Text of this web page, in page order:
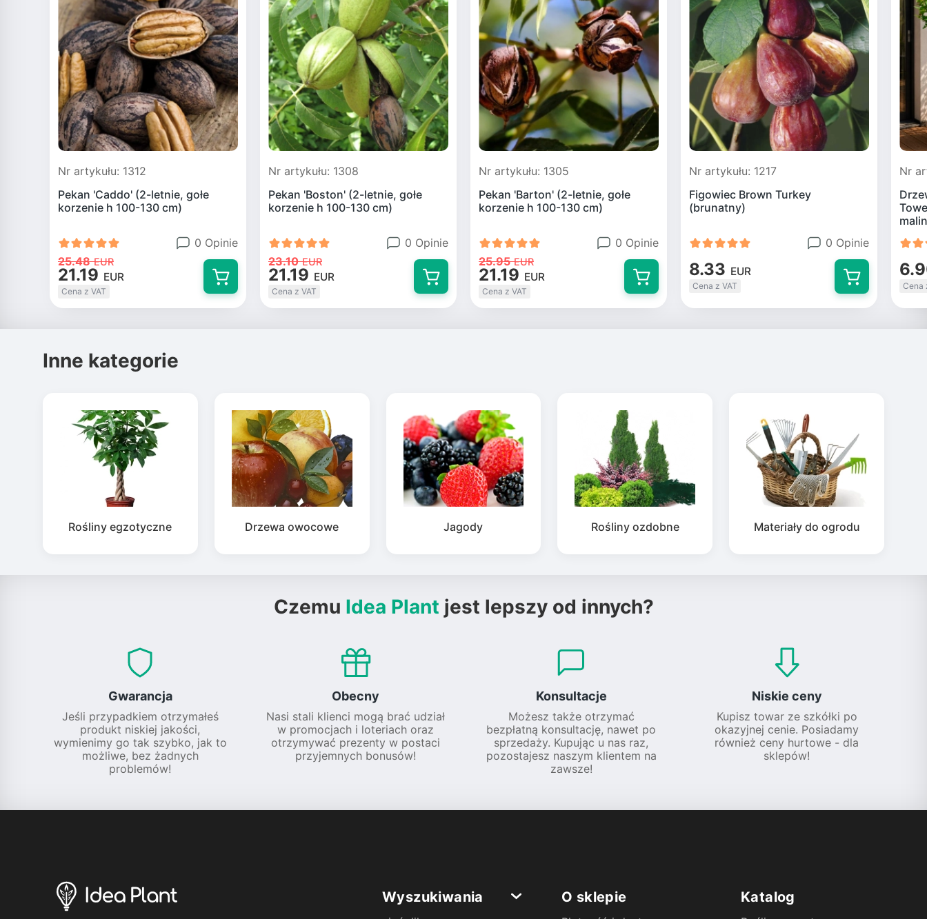
Nr artykułu: 1312
Pekan 'Caddo' (2-letnie, gołe
korzenie h 100-130 cm)
0 Opinie
25.48 EUR
21.19 EUR
Cena z VAT
Nr artykułu: 1308
Pekan 'Boston' (2-letnie, gołe
korzenie h 100-130 cm)
0 Opinie
23.10 EUR
21.19 EUR
Cena z VAT
Nr artykułu: 1305
Pekan 'Barton' (2-letnie, gołe
korzenie h 100-130 cm)
0 Opinie
25.95 EUR
21.19 EUR
Cena z VAT
Nr artykułu: 1217
Figowiec Brown Turkey
(brunatny)
0 Opinie
8.33 EUR
Cena z VAT
Nr
Cena
Inne kategorie
Rośliny egzotyczne Drzewa owocowe Jagody Rośliny ozdobne Materiały do ogrodu
Czemu Idea Plant jest lepszy od innych?
Gwarancja
Jeśli przypadkiem otrzymałeś
produkt niskiej jakości,
wymienimy go tak szybko, jak to
możliwe, bez żadnych
problemów!
Obecny
Nasi stali klienci mogą brać udział
w promocjach i loteriach oraz
otrzymywać prezenty w postaci
przyjemnych bonusów!
Konsultacje
Możesz także otrzymać
bezpłatną konsultację, nawet po
sprzedaży. Kupując u nas raz,
pozostajesz naszym klientem na
zawsze!
Niskie ceny
Kupisz towar ze szkółki po
okazyjnej cenie. Posiadamy
również ceny hurtowe - dla
sklepów!
Wyszukiwania O sklepie Katalog